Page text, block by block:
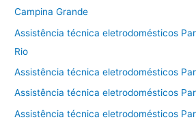
Campina Grande
Assistência técnica eletrodomésticos
Rio
Assistência técnica eletrodomésticos
Assistência técnica eletrodomésticos
Assistência técnica eletrodomésticos